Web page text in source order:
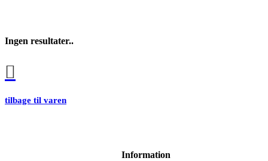
Ingen resultater..
tilbage til varen
Information